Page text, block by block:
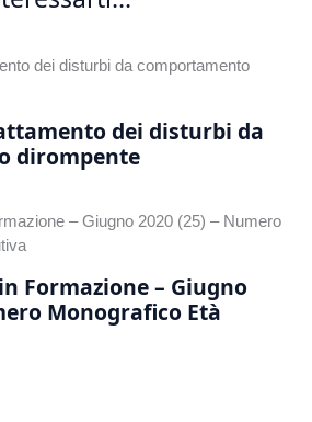
dei disturbi da
dirompente
Formazione – Giugno
Monografico Età